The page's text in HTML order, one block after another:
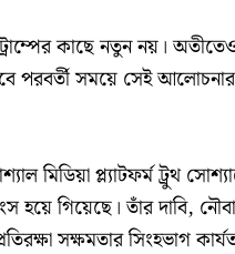
কাছে নতুন নয়।
পরবর্তী সময়ে সেই
মিডিয়া প্ল্যাটফর্ম ট্রুথ
গিয়েছে। তাঁর দাবি,
সক্ষমতার সিংহভাগ